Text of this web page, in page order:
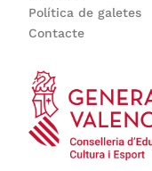
Política de galetes
Contacte